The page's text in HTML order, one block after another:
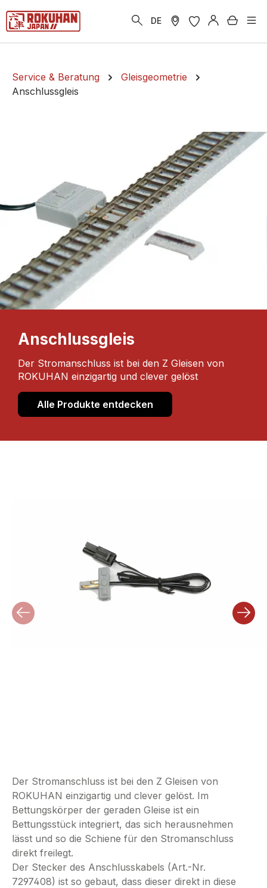
springen DE
Service & Beratung
Gleisgeometrie
Anschlussgleis
Anschlussgleis
Der Stromanschluss ist bei den Z Gleisen von
ROKUHAN einzigartig und clever gelöst
Alle Produkte entdecken
Der Stromanschluss ist bei den Z Gleisen von
ROKUHAN einzigartig und clever gelöst. Im
Bettungskörper der geraden Gleise ist ein
Bettungsstück integriert, das sich herausnehmen
lässt und so die Schiene für den Stromanschluss
direkt freilegt.
Der Stecker des Anschlusskabels (Art.-Nr.
7297408) ist so gebaut, dass dieser direkt in diese